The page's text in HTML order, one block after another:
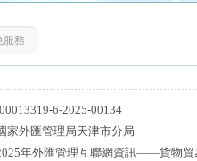
服務
00013319-6-2025-00134
家外匯管理局天津市分局
年外匯管理互聯網資訊——貨物貿